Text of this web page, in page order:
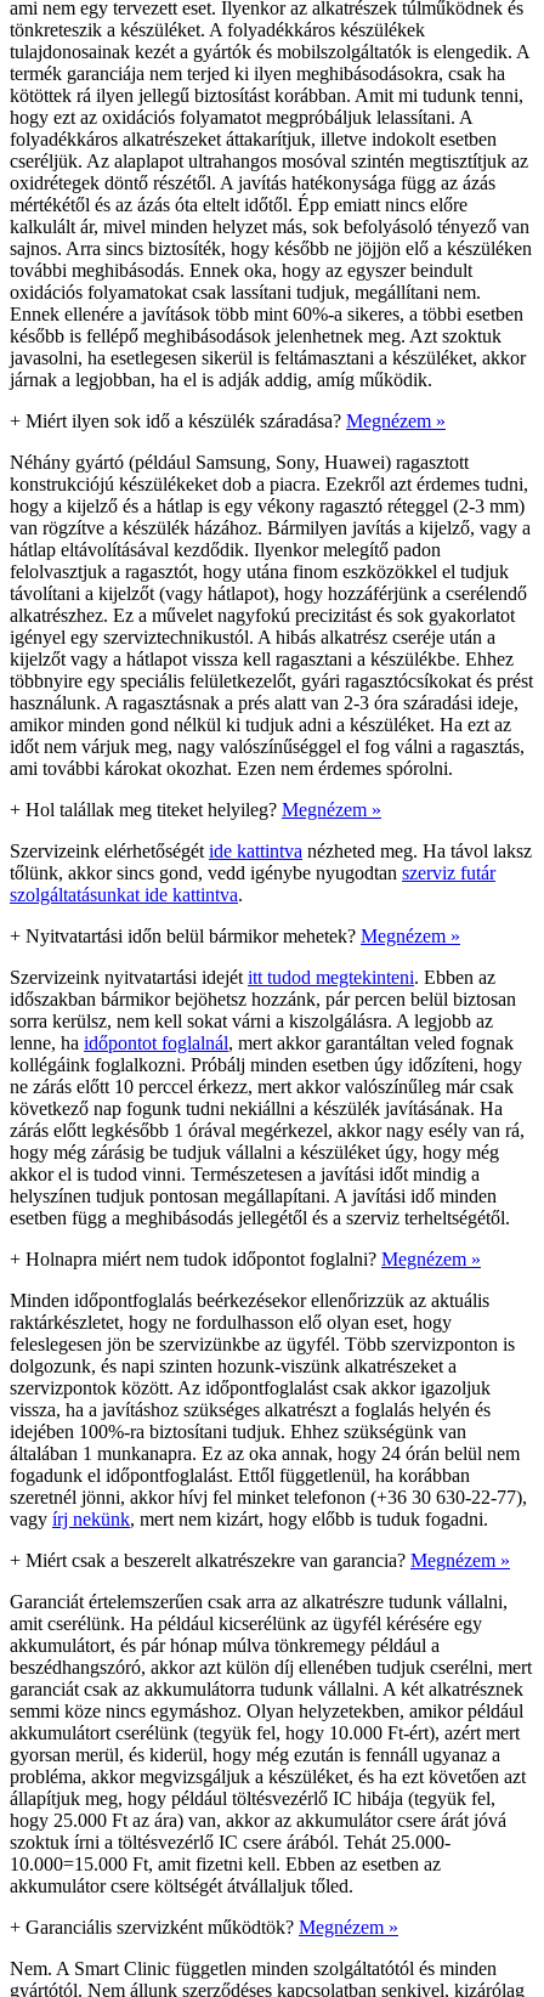
ami nem egy tervezett eset. Ilyenkor az alkatrészek túlműködnek és
tönkreteszik a készüléket. A folyadékkáros készülékek
tulajdonosainak kezét a gyártók és mobilszolgáltatók is elengedik. A
termék garanciája nem terjed ki ilyen meghibásodásokra, csak ha
kötöttek rá ilyen jellegű biztosítást korábban. Amit mi tudunk tenni,
hogy ezt az oxidációs folyamatot megpróbáljuk lelassítani. A
folyadékkáros alkatrészeket áttakarítjuk, illetve indokolt esetben
cseréljük. Az alaplapot ultrahangos mosóval szintén megtisztítjuk az
oxidrétegek döntő részétől. A javítás hatékonysága függ az ázás
mértékétől és az ázás óta eltelt időtől. Épp emiatt nincs előre
kalkulált ár, mivel minden helyzet más, sok befolyásoló tényező van
sajnos. Arra sincs biztosíték, hogy később ne jöjjön elő a készüléken
további meghibásodás. Ennek oka, hogy az egyszer beindult
oxidációs folyamatokat csak lassítani tudjuk, megállítani nem.
Ennek ellenére a javítások több mint 60%-a sikeres, a többi esetben
később is fellépő meghibásodások jelenhetnek meg. Azt szoktuk
javasolni, ha esetlegesen sikerül is feltámasztani a készüléket, akkor
járnak a legjobban, ha el is adják addig, amíg működik.
+ Miért ilyen sok idő a készülék száradása? Megnézem »
Néhány gyártó (például Samsung, Sony, Huawei) ragasztott
konstrukciójú készülékeket dob a piacra. Ezekről azt érdemes tudni,
hogy a kijelző és a hátlap is egy vékony ragasztó réteggel (2-3 mm)
van rögzítve a készülék házához. Bármilyen javítás a kijelző, vagy a
hátlap eltávolításával kezdődik. Ilyenkor melegítő padon
felolvasztjuk a ragasztót, hogy utána finom eszközökkel el tudjuk
távolítani a kijelzőt (vagy hátlapot), hogy hozzáférjünk a cserélendő
alkatrészhez. Ez a művelet nagyfokú precizitást és sok gyakorlatot
igényel egy szerviztechnikustól. A hibás alkatrész cseréje után a
kijelzőt vagy a hátlapot vissza kell ragasztani a készülékbe. Ehhez
többnyire egy speciális felületkezelőt, gyári ragasztócsíkokat és prést
használunk. A ragasztásnak a prés alatt van 2-3 óra száradási ideje,
amikor minden gond nélkül ki tudjuk adni a készüléket. Ha ezt az
időt nem várjuk meg, nagy valószínűséggel el fog válni a ragasztás,
ami további károkat okozhat. Ezen nem érdemes spórolni.
+ Hol talállak meg titeket helyileg? Megnézem »
Szervizeink elérhetőségét ide kattintva nézheted meg. Ha távol laksz
tőlünk, akkor sincs gond, vedd igénybe nyugodtan szerviz futár
szolgáltatásunkat ide kattintva.
+ Nyitvatartási időn belül bármikor mehetek? Megnézem »
Szervizeink nyitvatartási idejét itt tudod megtekinteni. Ebben az
időszakban bármikor bejöhetsz hozzánk, pár percen belül biztosan
sorra kerülsz, nem kell sokat várni a kiszolgálásra. A legjobb az
lenne, ha időpontot foglalnál, mert akkor garantáltan veled fognak
kollégáink foglalkozni. Próbálj minden esetben úgy időzíteni, hogy
ne zárás előtt 10 perccel érkezz, mert akkor valószínűleg már csak
következő nap fogunk tudni nekiállni a készülék javításának. Ha
zárás előtt legkésőbb 1 órával megérkezel, akkor nagy esély van rá,
hogy még zárásig be tudjuk vállalni a készüléket úgy, hogy még
akkor el is tudod vinni. Természetesen a javítási időt mindig a
helyszínen tudjuk pontosan megállapítani. A javítási idő minden
esetben függ a meghibásodás jellegétől és a szerviz terheltségétől.
+ Holnapra miért nem tudok időpontot foglalni? Megnézem »
Minden időpontfoglalás beérkezésekor ellenőrizzük az aktuális
raktárkészletet, hogy ne fordulhasson elő olyan eset, hogy
feleslegesen jön be szervizünkbe az ügyfél. Több szervizponton is
dolgozunk, és napi szinten hozunk-viszünk alkatrészeket a
szervizpontok között. Az időpontfoglalást csak akkor igazoljuk
vissza, ha a javításhoz szükséges alkatrészt a foglalás helyén és
idejében 100%-ra biztosítani tudjuk. Ehhez szükségünk van
általában 1 munkanapra. Ez az oka annak, hogy 24 órán belül nem
fogadunk el időpontfoglalást. Ettől függetlenül, ha korábban
szeretnél jönni, akkor hívj fel minket telefonon (+36 30 630-22-77),
vagy írj nekünk, mert nem kizárt, hogy előbb is tuduk fogadni.
+ Miért csak a beszerelt alkatrészekre van garancia? Megnézem »
Garanciát értelemszerűen csak arra az alkatrészre tudunk vállalni,
amit cserélünk. Ha például kicserélünk az ügyfél kérésére egy
akkumulátort, és pár hónap múlva tönkremegy például a
beszédhangszóró, akkor azt külön díj ellenében tudjuk cserélni, mert
garanciát csak az akkumulátorra tudunk vállalni. A két alkatrésznek
semmi köze nincs egymáshoz. Olyan helyzetekben, amikor például
akkumulátort cserélünk (tegyük fel, hogy 10.000 Ft-ért), azért mert
gyorsan merül, és kiderül, hogy még ezután is fennáll ugyanaz a
probléma, akkor megvizsgáljuk a készüléket, és ha ezt követően azt
állapítjuk meg, hogy például töltésvezérlő IC hibája (tegyük fel,
hogy 25.000 Ft az ára) van, akkor az akkumulátor csere árát jóvá
szoktuk írni a töltésvezérlő IC csere árából. Tehát 25.000-
10.000=15.000 Ft, amit fizetni kell. Ebben az esetben az
akkumulátor csere költségét átvállaljuk tőled.
+ Garanciális szervizként működtök? Megnézem »
Nem. A Smart Clinic független minden szolgáltatótól és minden
gyártótól. Nem állunk szerződéses kapcsolatban senkivel, kizárólag